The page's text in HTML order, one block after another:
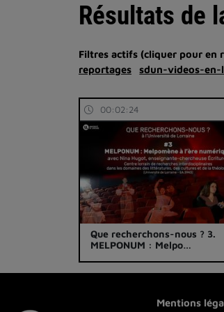
Résultats de
Filtres actifs (cliquer pour en
reportages
sdun-videos-en-
00:02:24
Que recherchons-nous ? 3.
MELPONUM : Melpo…
Mentions